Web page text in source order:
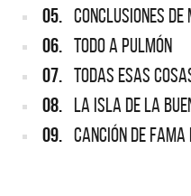
05. CONCLUSIONES
06. TODO A PULMÓN
07. TODAS ESAS
08. LA ISLA DE LA
09. CANCIÓN DE